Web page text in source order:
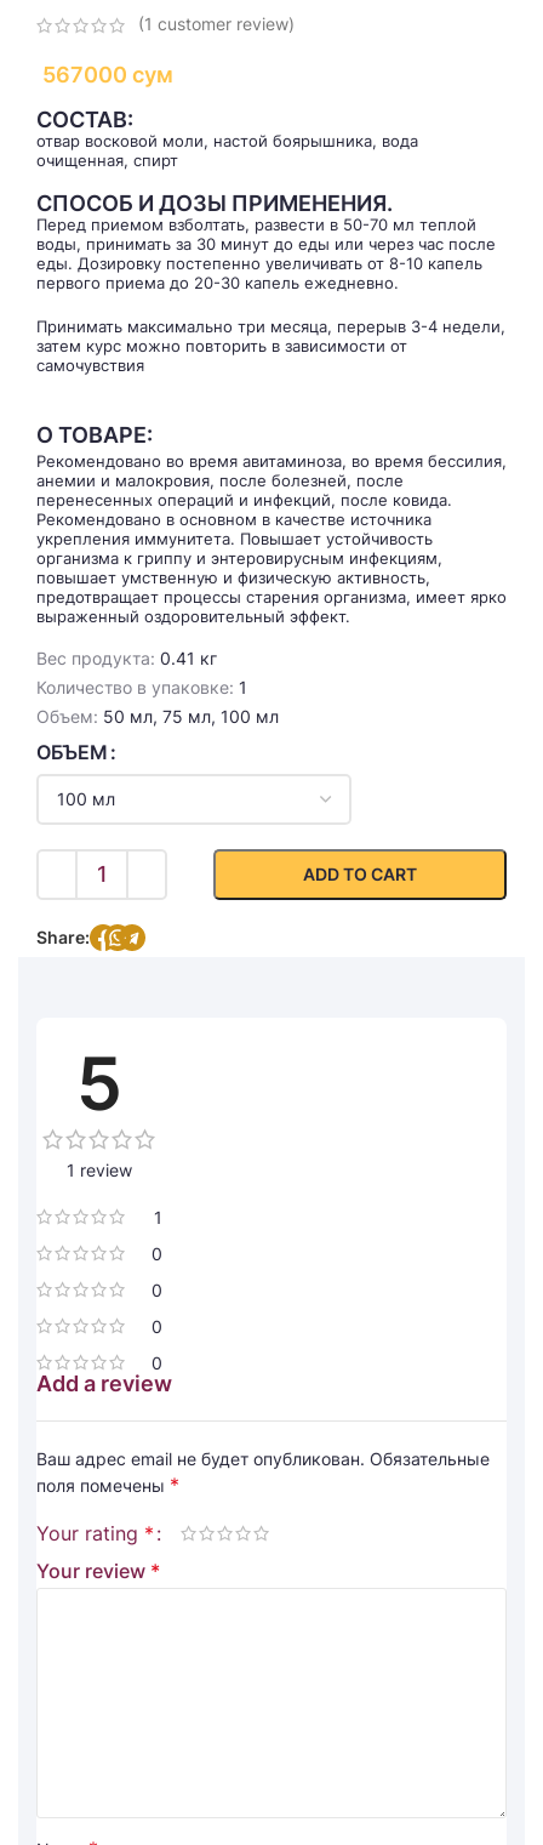
(1 customer review)
567000 сум
СОСТАВ:
отвар восковой моли, настой боярышника, вода
очищенная, спирт
СПОСОБ И ДОЗЫ ПРИМЕНЕНИЯ.
Перед приемом взболтать, развести в 50-70 мл теплой
воды, принимать за 30 минут до еды или через час после
еды. Дозировку постепенно увеличивать от 8-10 капель
первого приема до 20-30 капель ежедневно.
Принимать максимально три месяца, перерыв 3-4 недели,
затем курс можно повторить в зависимости от
самочувствия
О ТОВАРЕ:
Рекомендовано во время авитаминоза, во время бессилия,
анемии и малокровия, после болезней, после
перенесенных операций и инфекций, после ковида.
Рекомендовано в основном в качестве источника
укрепления иммунитета. Повышает устойчивость
организма к гриппу и энтеровирусным инфекциям,
повышает умственную и физическую активность,
предотвращает процессы старения организма, имеет ярко
выраженный оздоровительный эффект.
Вес продукта: 0.41 кг
Количество в упаковке: 1
Объем: 50 мл, 75 мл, 100 мл
ОБЪЕМ
ADD TO CART
Share:
5
1 review
1
0
0
0
0
Add a review
Ваш адрес email не будет опубликован. Обязательные
поля помечены *
Your rating *
Your review *